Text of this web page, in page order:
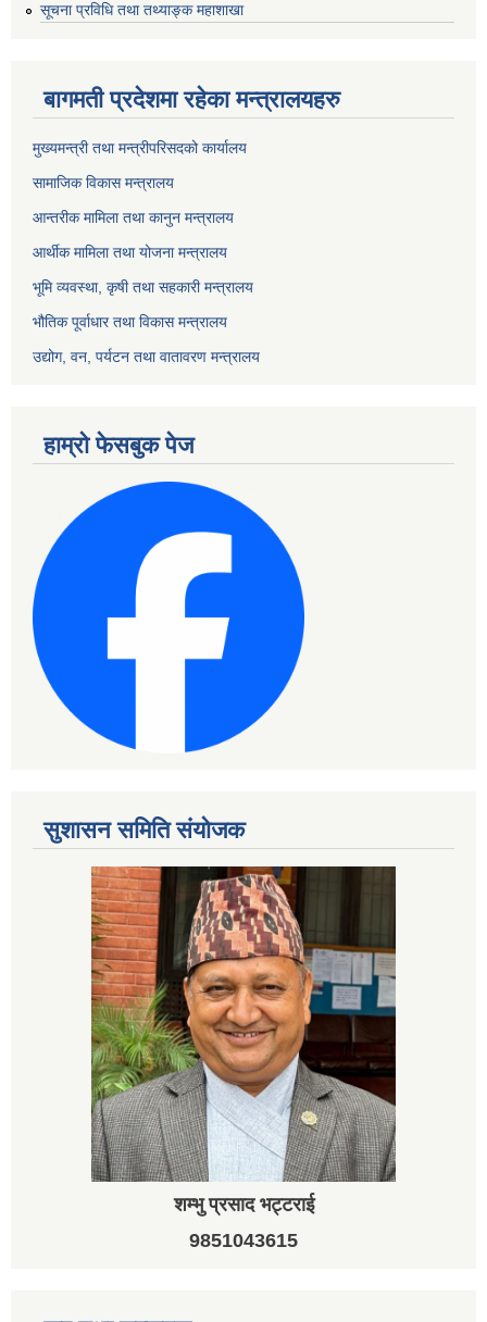
सूचना प्रविधि तथा तथ्याङ्क महाशाखा
बागमती प्रदेशमा रहेका मन्त्रालयहरु
मुख्यमन्त्री तथा मन्त्रीपरिसदको कार्यालय
सामाजिक विकास मन्त्रालय
आन्तरीक मामिला तथा कानुन मन्त्रालय
आर्थीक मामिला तथा योजना मन्त्रालय
भूमि व्यवस्था, कृषी तथा सहकारी मन्त्रालय
भौतिक पूर्वाधार तथा विकास मन्त्रालय
उद्योग, वन, पर्यटन तथा वातावरण मन्त्रालय
हाम्रो फेसबुक पेज
सुशासन समिति संयोजक
शम्भु प्रसाद भट्टराई
9851043615